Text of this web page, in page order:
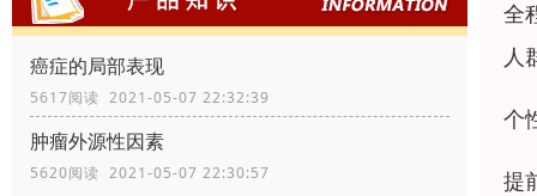
癌症的局部表现
5617阅读 2021-05-07 22:32:39
肿瘤外源性因素
5620阅读 2021-05-07 22:30:57
全
人
个
提